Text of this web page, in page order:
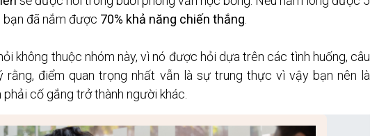
đã nắm được 70% khả năng chiến thắng
không thuộc nhóm này, vì nó được hỏi dựa trên các tình huống, câu
rằng, điểm quan trọng nhất vẫn là sự trung thực vì vậy bạn nên là
cố gắng trở thành người khác.